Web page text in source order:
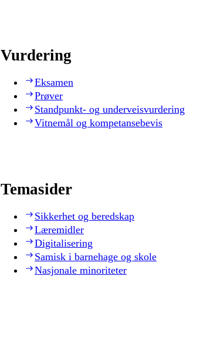
Vurdering
Eksamen
Prøver
Standpunkt- og underveisvurdering
Vitnemål og kompetansebevis
Temasider
Sikkerhet og beredskap
Læremidler
Digitalisering
Samisk i barnehage og skole
Nasjonale minoriteter